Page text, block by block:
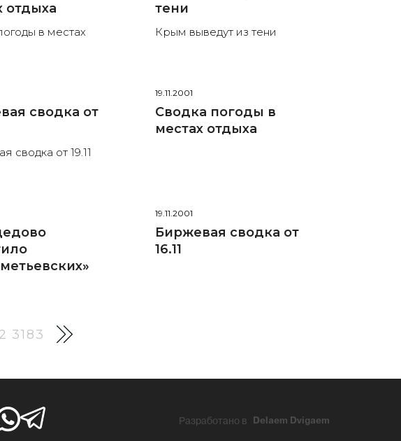
отдыха
в местах
тени
Крым выведут из тени
сводка от
сводка от 19.11
19.11.2001
Сводка погоды в
местах отдыха
19.11.2001
Биржевая сводка от
16.11
3183
Разработано в Delaem Dvigaem